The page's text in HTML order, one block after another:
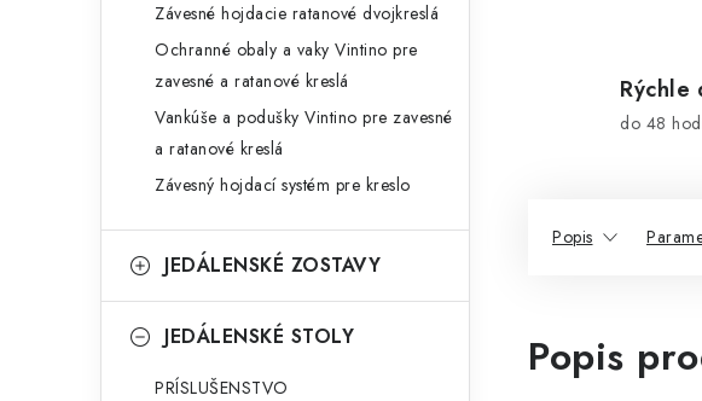
Závesné hojdacie ratanové dvojkreslá
Ochranné obaly a vaky Vintino pre
zavesné a ratanové kreslá
Vankúše a podušky Vintino pre zavesné
a ratanové kreslá
Závesný hojdací systém pre kreslo
JEDÁLENSKÉ ZOSTAVY
JEDÁLENSKÉ STOLY
PRÍSLUŠENSTVO
Rýchle
do 48
Popis
Popis